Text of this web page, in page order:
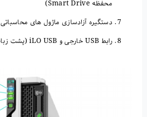
محفظه Smart Drive)
دستگیره آزادسازی ماژول های محاسباتی
رابط USB خارجی و iLO USB (پشت زبانه برچسب سریال)